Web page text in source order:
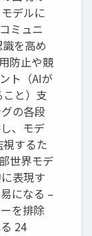
デルに
ミュニ
を高め
防止や競
ト（AIが
と）支
の各段
、モデ
するた
世界モデ
表現す
になる –
を排除
24